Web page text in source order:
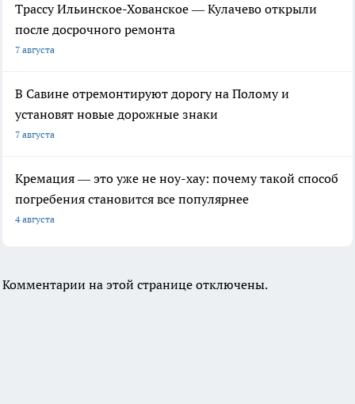
Трассу Ильинское-Хованское — Кулачево открыли
после досрочного ремонта
7 августа
В Савине отремонтируют дорогу на Полому и
установят новые дорожные знаки
7 августа
Кремация — это уже не ноу-хау: почему такой способ
погребения становится все популярнее
4 августа
Комментарии на этой странице отключены.